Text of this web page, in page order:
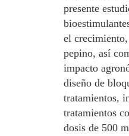
presente
el
pepino, así
impacto
diseño de
tratamientos,
tratamientos
dosis de 500